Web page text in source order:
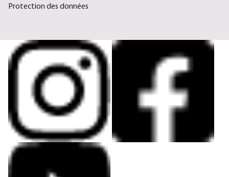
Protection des données